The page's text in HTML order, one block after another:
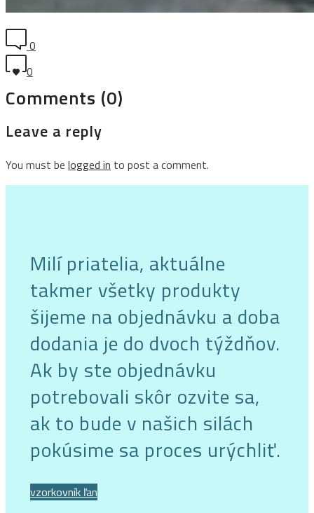
0
0
Comments (0)
Leave a reply
You must be logged in to post a comment.
Milí priatelia, aktuálne
takmer všetky produkty
šijeme na objednávku a doba
dodania je do dvoch týždňov.
Ak by ste objednávku
potrebovali skôr ozvite sa,
ak to bude v našich silách
pokúsime sa proces urýchliť.
vzorkovník ľan